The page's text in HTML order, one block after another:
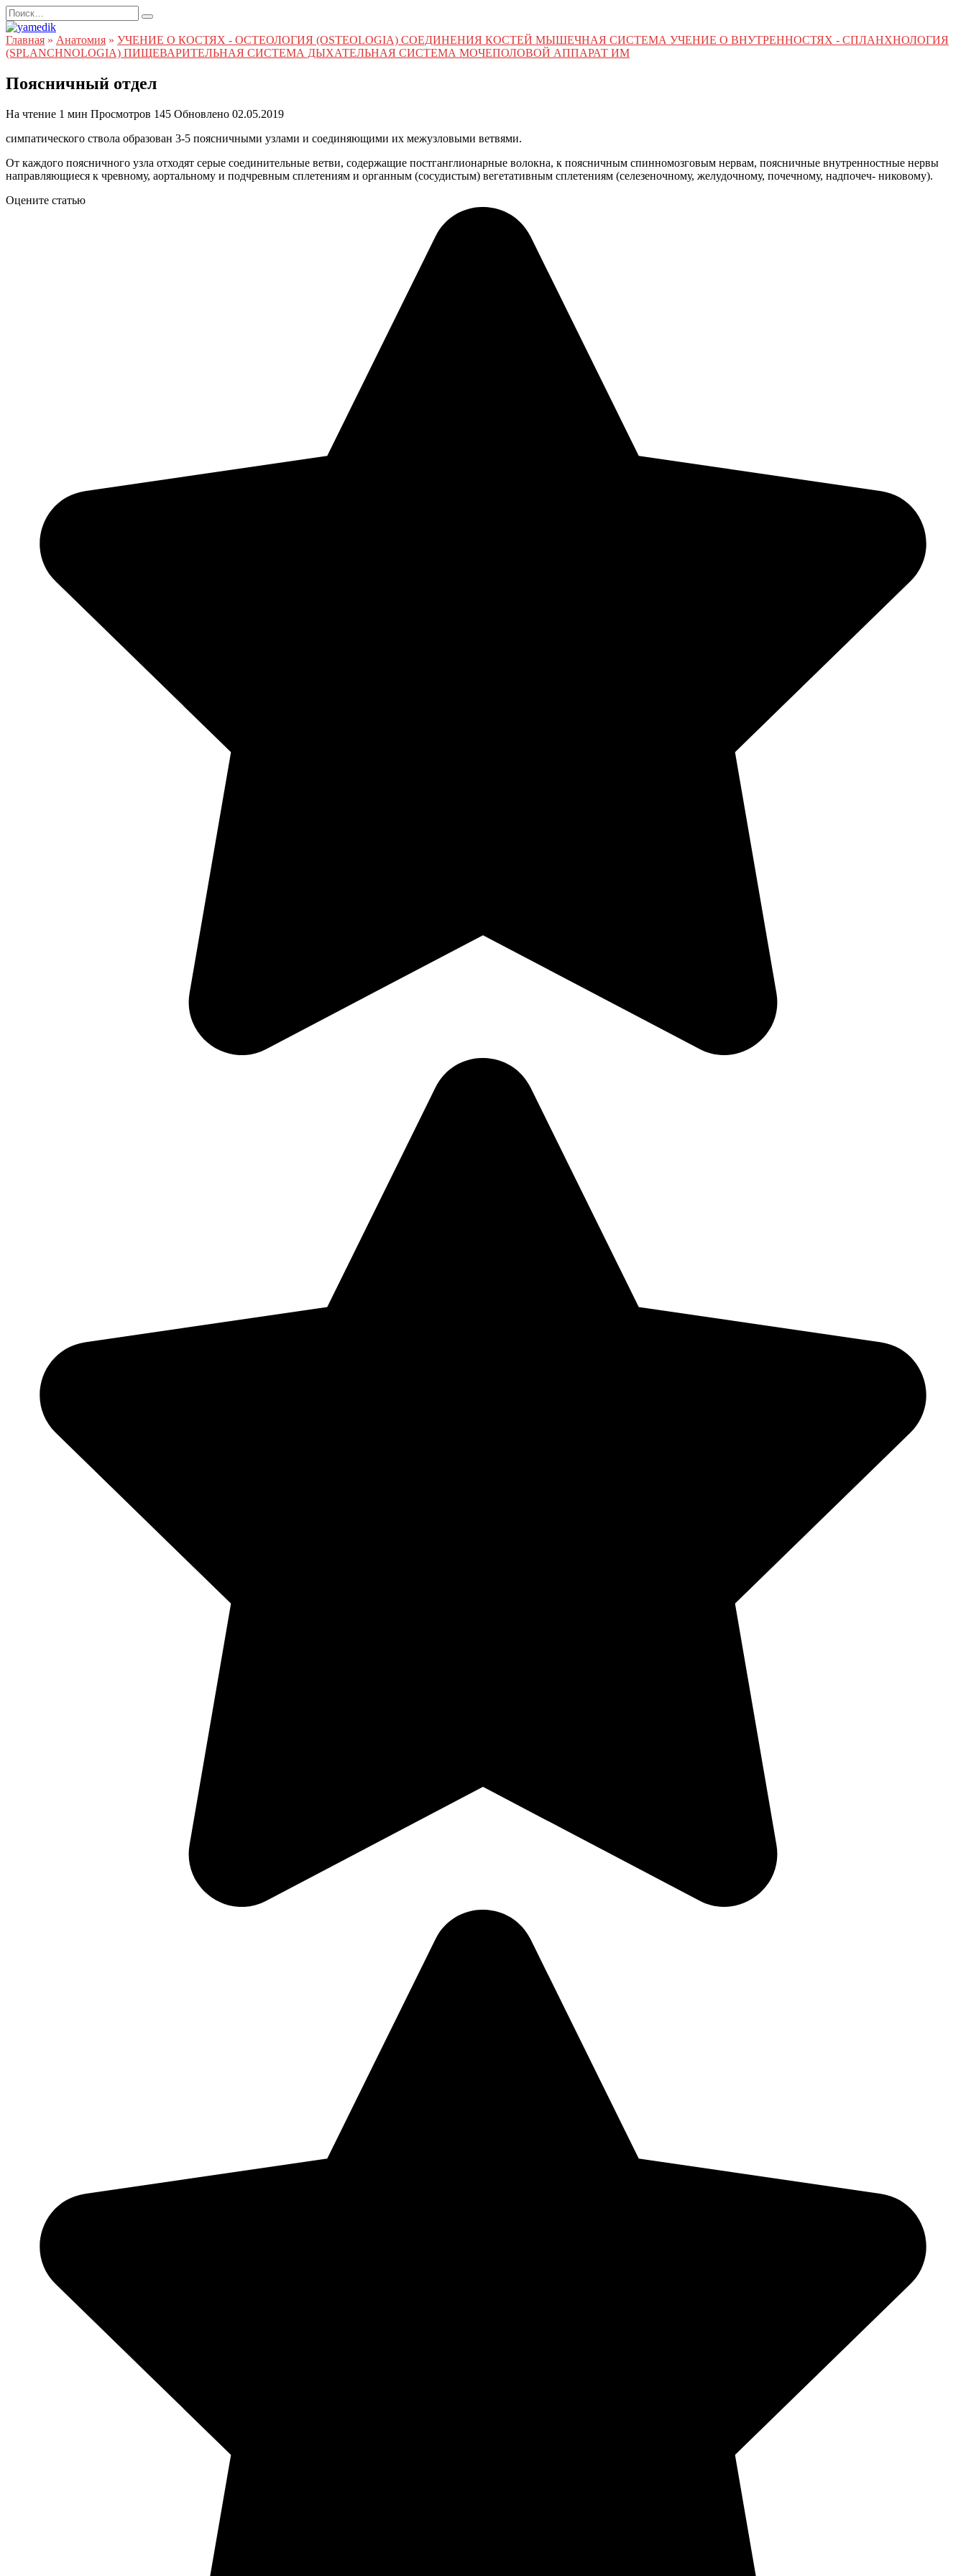
Перейти
к
содержанию
Search
for:
Главная » Анатомия » УЧЕНИЕ О КОСТЯХ - ОСТЕОЛОГИЯ (OSTEOLOGIA) СОЕДИНЕНИЯ КОСТЕЙ МЫШЕЧНАЯ СИСТЕМА УЧЕНИЕ О ВНУТРЕННОСТЯХ - СПЛАНХНОЛОГИЯ
(SPLANCHNOLOGIA) ПИЩЕВАРИТЕЛЬНАЯ СИСТЕМА ДЫХАТЕЛЬНАЯ СИСТЕМА МОЧЕПОЛОВОЙ АППАРАТ ИМ
Поясничный отдел
На чтение 1 мин Просмотров 145 Обновлено 02.05.2019
симпатического ствола образован 3-5 поясничными узлами и соединяющими их межузловыми ветвями.
От каждого поясничного узла отходят серые соединительные ветви, содержащие постганглионарные волокна, к поясничным спинномозговым нервам, поясничные внутренностные нервы
направляющиеся к чревному, аортальному и подчревным сплетениям и органным (сосудистым) вегетативным сплетениям (селезеночному, желудочному, почечному, надпочеч- никовому).
Оцените статью